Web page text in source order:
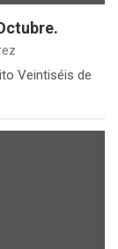
Veintiséis de